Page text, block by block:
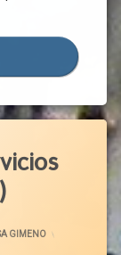
Estratégico Del
GIMENO